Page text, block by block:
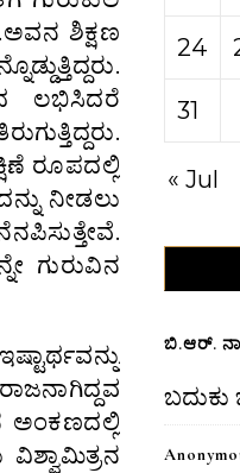
ಶಿಕ್ಷಣ
ಲಭಿಸಿದರೆ
ರೂಪದಲ್ಲಿ
ನೀಡಲು
ಗುರುವಿನ
ಅಂಕಣದಲ್ಲಿ
24
31
« Jul
ಬಿ.ಆರ್.
ಬದುಕು